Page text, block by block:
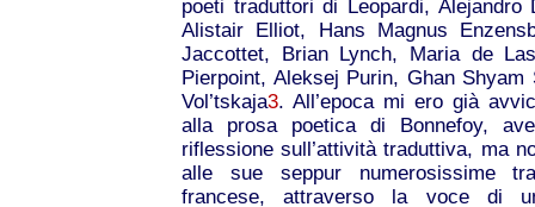
poeti traduttori di Leopardi, Alejandro
Alistair Elliot, Hans Magnus
Jaccottet, Brian Lynch, Maria de
Pierpoint, Aleksej Purin, Ghan Shyam
Vol’tskaja3. All’epoca mi ero già
alla prosa poetica di Bonnefoy,
riflessione sull’attività traduttiva, ma
alle sue seppur numerosissime
francese, attraverso la voce di